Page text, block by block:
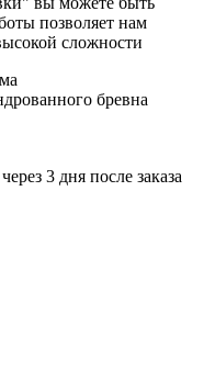
позволяет нам
сложности
бревна
3 дня после заказа